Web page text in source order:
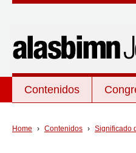
Contenidos
Últimos contenidos
Home › Contenidos › Significado